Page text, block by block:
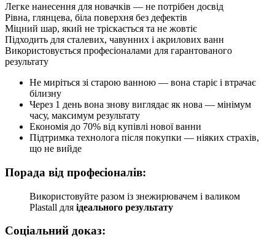
Легке нанесення для новачків — не потрібен досвід
Рівна, глянцева, біла поверхня без дефектів
Міцний шар, який не тріскається та не жовтіє
Підходить для сталевих, чавунних і акрилових ванн
Використовується професіоналами для гарантованого
результату
Не миріться зі старою ванною — вона старіє і втрачає
білизну
Через 1 день вона знову виглядає як нова — мінімум
часу, максимум результату
Економія до 70% від купівлі нової ванни
Підтримка технолога після покупки — ніяких страхів,
що не вийде
Порада від професіоналів:
Використовуйте разом із знежирювачем і валиком
Plastall для ідеального результату
Соціальний доказ: